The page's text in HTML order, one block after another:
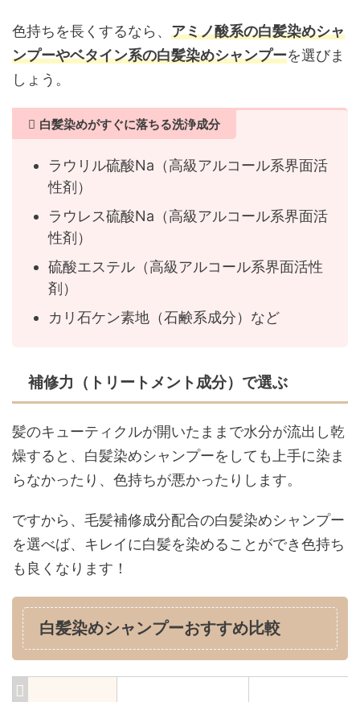
色持ちを長くするなら、 アミノ酸系の白髪染めシャ
ンプーやベタイン系の白髪染めシャンプーを選びま
しょう。
白髪染めがすぐに落ちる洗浄成分
ラウリル硫酸Na（高級アルコール系界面活
性剤）
ラウレス硫酸Na（高級アルコール系界面活
性剤）
硫酸エステル（高級アルコール系界面活性
剤）
カリ石ケン素地（石鹸系成分）など
補修力（トリートメント成分）で選ぶ
髪のキューティクルが開いたままで水分が流出し乾
燥すると、白髪染めシャンプーをしても上手に染ま
らなかったり、色持ちが悪かったりします。
ですから、毛髪補修成分配合の白髪染めシャンプー
を選べば、キレイに白髪を染めることができ色持ち
も良くなります！
白髪染めシャンプーおすすめ比較